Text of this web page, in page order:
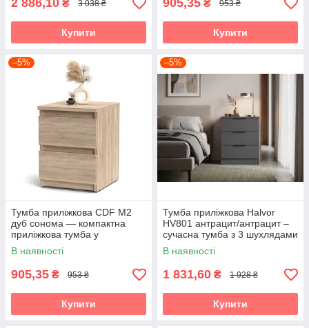
2 886,10 ₴ 3 038 ₴
Купити
905,35 ₴ 953 ₴
Купити
–5%
Тумба приліжкова CDF M2
дуб сонома — компактна
приліжкова тумба у
сучасному стилі Accord
В наявності
905,35 ₴ 953 ₴
Купити
–5%
Тумба приліжкова Halvor
HV801 антрацит/антрацит –
сучасна тумба з 3 шухлядами
у стилі лофт Accord
В наявності
1 831,60 ₴ 1 928 ₴
Купити